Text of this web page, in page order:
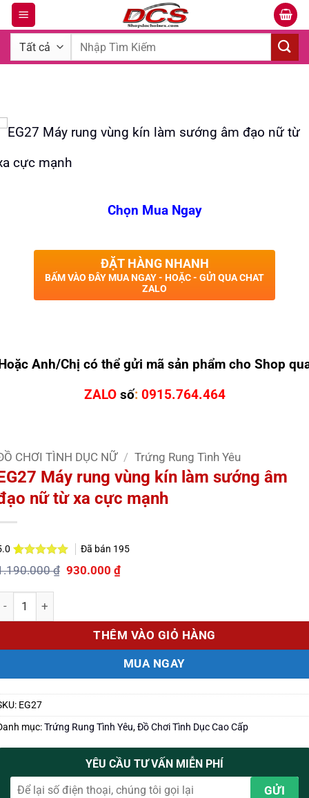
Bỏ
qua
dung
Tìm
Chọn Mua Ngay
ĐẶT HÀNG NHANH
BẤM VÀO ĐÂY MUA NGAY - HOẶC - GỬI QUA CHAT
ZALO
Anh/Chị có thể gửi mã sản phẩm cho Shop
ZALO số: 0915.764.464
CHƠI TÌNH DỤC NỮ / Trứng Rung Tình Yêu
Máy rung vùng kín làm sướng âm
nữ từ xa cực mạnh
5.0 trên 5
dựa trên
1
Đã bán 195
₫ Giá
930.000₫Giá
lượng
THÊM VÀO GIỎ HÀNG
MUA NGAY
EG27
mục:Trứng Rung Tình Yêu,Đồ Chơi Tình Dục Cao Cấp
YÊU CẦU TƯ VẤN MIỄN PHÍ